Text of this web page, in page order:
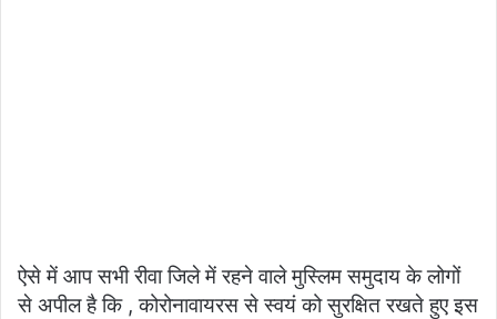
ऐसे में आप सभी रीवा जिले में रहने वाले मुस्लिम समुदाय के लोगों
से अपील है कि , कोरोनावायरस से स्वयं को सुरक्षित रखते हुए इस